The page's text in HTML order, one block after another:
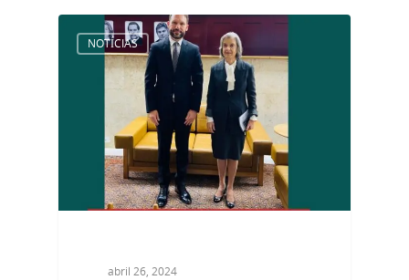
NOTÍCIAS
abril 26, 2024